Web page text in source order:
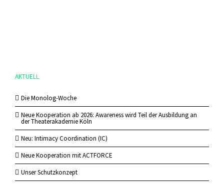
AKTUELL
Die Monolog-Woche
Neue Kooperation ab 2026: Awareness wird Teil der Ausbildung an
der Theaterakademie Köln
Neu: Intimacy Coordination (IC)
Neue Kooperation mit ACTFORCE
Unser Schutzkonzept